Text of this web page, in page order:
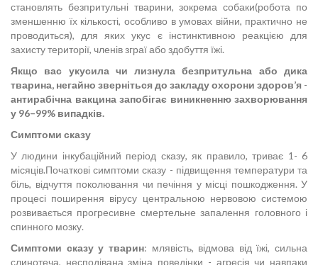
становлять безпритульні тварини, зокрема собаки(робота по
зменшенню їх кількості, особливо в умовах війни, практично не
проводиться), для яких укус є інстинктивною реакцією для
захисту території, членів зграї або здобуття їжі.
Якщо вас укусила чи лизнула безпритульна або дика
тварина, негайно зверніться до закладу охорони здоров’я -
антирабічна вакцина запобігає виникненню захворювання
у 96–99% випадків.
Симптоми сказу
У людини інкубаційний період сказу, як правило, триває 1- 6
місяців.Початкові симптоми сказу - підвищення температури та
біль, відчуття поколювання чи печіння у місці пошкодження. У
процесі поширення вірусу центральною нервовою системою
розвивається прогресивне смертельне запалення головного і
спинного мозку.
Симптоми сказу у тварин: млявість, відмова від їжі, сильна
слинотеча, несподівана зміна поведінки - агресія чи навпаки